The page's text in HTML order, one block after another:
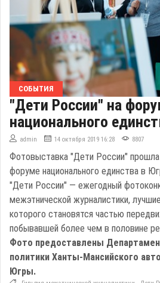
СОБЫТИЯ
"Дети России" на
национального
admin 14 октября 2019 16:28 8807
Фотовыставка "Дети России"
форуме национального единства в
"Дети России" — ежегодный
межэтнической журналистики,
которого становятся частью
побывавшей более чем в половине
Фото предоставлены
политики Ханты-Мансийского
Югры.